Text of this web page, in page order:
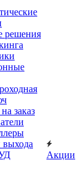
решения
заказ
Акции